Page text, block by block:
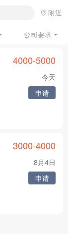
附近
公司要求
4000-5000
今天
申请
3000-4000
8月4日
申请